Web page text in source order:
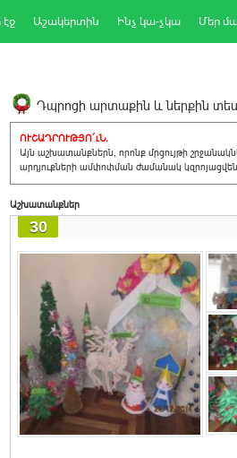
Աշակերտին Ինչ կա-չկա Մեր
Դպրոցի արտաքին և ներքին
ՈՒՇԱԴՐՈՒԹՅՈ´ւՆ.
Այն աշխատանքներն, որոնք մրցույթի
արդյուքների ամփոփման ժամանակ
Աշխատանքներ
30